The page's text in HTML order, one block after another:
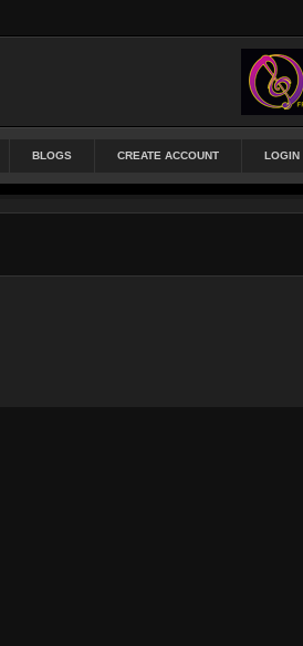
BLOGS CREATE ACCOUNT LOGIN